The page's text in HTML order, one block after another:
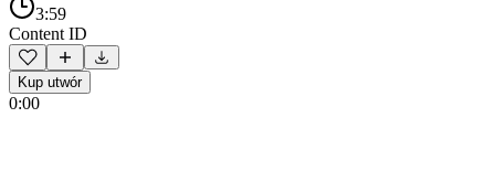
3:59
Content ID
Kup utwór
0:00